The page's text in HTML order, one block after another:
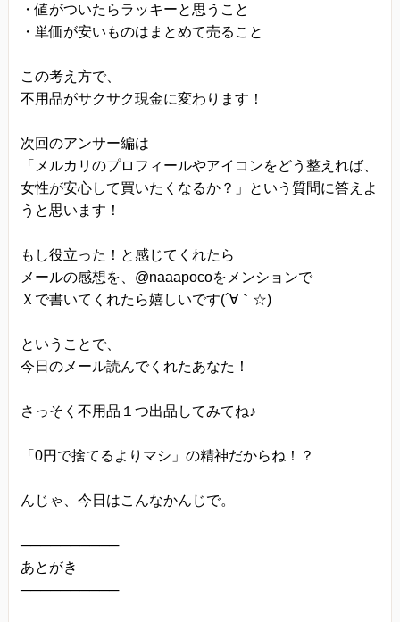
・値がついたらラッキーと思うこと
・単価が安いものはまとめて売ること
この考え方で、
不用品がサクサク現金に変わります！
次回のアンサー編は
「メルカリのプロフィールやアイコンをどう整えれば、
女性が安心して買いたくなるか？」という質問に答えよ
うと思います！
もし役立った！と感じてくれたら
メールの感想を、@naaapocoをメンションで
Ｘで書いてくれたら嬉しいです(´∀｀☆)
ということで、
今日のメール読んでくれたあなた！
さっそく不用品１つ出品してみてね♪
「0円で捨てるよりマシ」の精神だからね！？
んじゃ、今日はこんなかんじで。
──────────
あとがき
──────────